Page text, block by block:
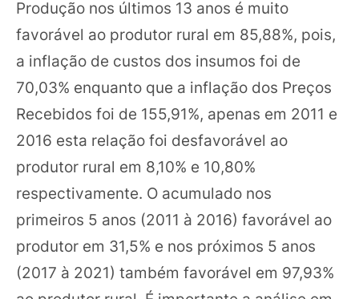
Produção nos últimos 13 anos é muito
favorável ao produtor rural em 85,88%, pois,
a inflação de custos dos insumos foi de
70,03% enquanto que a inflação dos Preços
Recebidos foi de 155,91%, apenas em 2011 e
2016 esta relação foi desfavorável ao
produtor rural em 8,10% e 10,80%
respectivamente. O acumulado nos
primeiros 5 anos (2011 à 2016) favorável ao
produtor em 31,5% e nos próximos 5 anos
(2017 à 2021) também favorável em 97,93%